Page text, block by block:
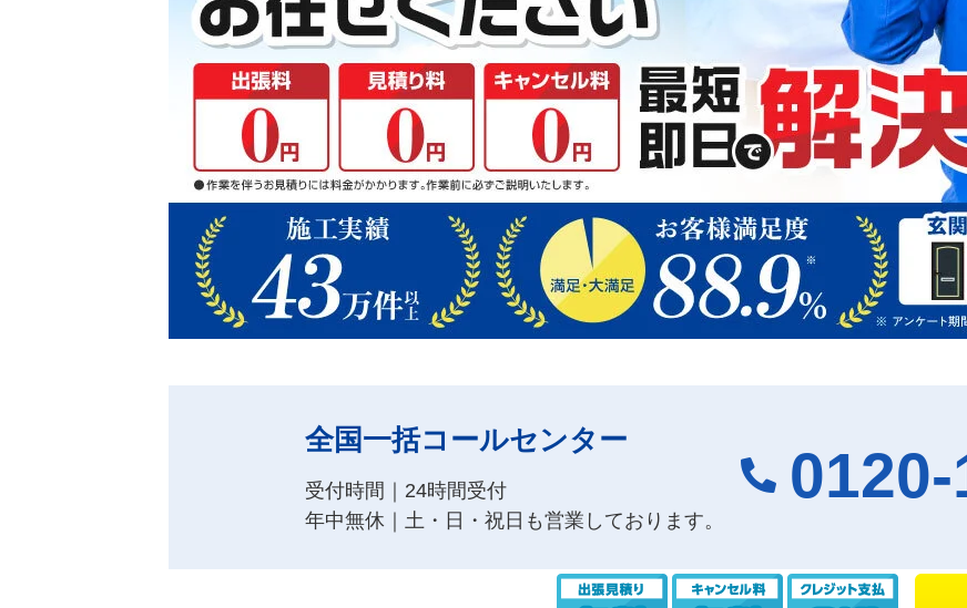
全国一括コールセンター
受付時間｜24時間受付
年中無休｜土・日・祝日も営業しております。